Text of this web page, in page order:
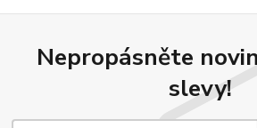
Nepropásněte
slevy!